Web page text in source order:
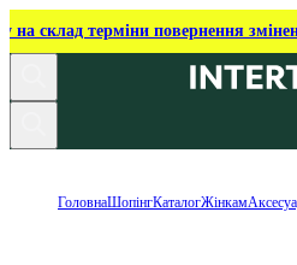
на склад терміни повернення
ГоловнаШопінгКаталогЖінкам